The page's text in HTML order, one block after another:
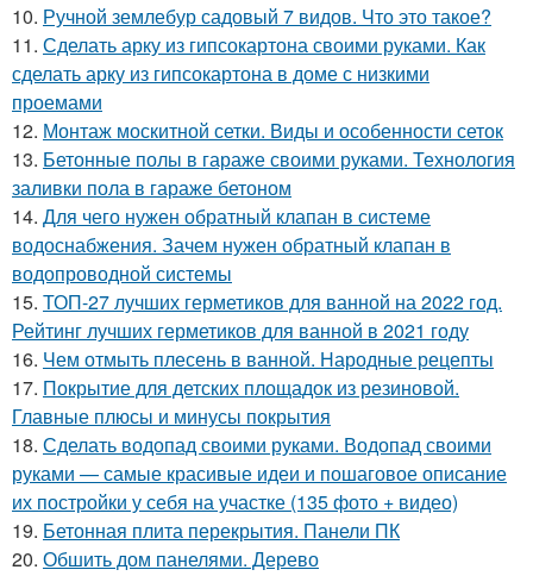
10. Ручной землебур садовый 7 видов. Что это такое?
11. Сделать арку из гипсокартона своими руками. Как
сделать арку из гипсокартона в доме с низкими
проемами
12. Монтаж москитной сетки. Виды и особенности сеток
13. Бетонные полы в гараже своими руками. Технология
заливки пола в гараже бетоном
14. Для чего нужен обратный клапан в системе
водоснабжения. Зачем нужен обратный клапан в
водопроводной системы
15. ТОП-27 лучших герметиков для ванной на 2022 год.
Рейтинг лучших герметиков для ванной в 2021 году
16. Чем отмыть плесень в ванной. Народные рецепты
17. Покрытие для детских площадок из резиновой.
Главные плюсы и минусы покрытия
18. Сделать водопад своими руками. Водопад своими
руками — самые красивые идеи и пошаговое описание
их постройки у себя на участке (135 фото + видео)
19. Бетонная плита перекрытия. Панели ПК
20. Обшить дом панелями. Дерево